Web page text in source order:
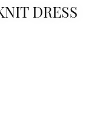
DRESS